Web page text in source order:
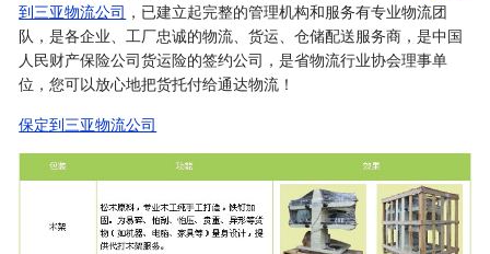
到三亚物流公司 ，已建立起完整的管理机构和服务有专业物流团
队，是各企业、工厂忠诚的物流、货运、仓储配送服务商，是中国
人民财产保险公司货运险的签约公司，是省物流行业协会理事单
位，您可以放心地把货托付给通达物流！
保定到三亚物流公司